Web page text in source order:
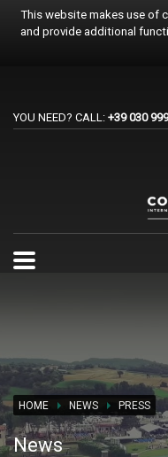
PER REGISTRARSI ALE
Accedi o crea un
Per qualsiasi problema o
9:00AM - 19:00PM
YOU NEED? CALL: +39 030
HOME NEWS PRESS
News
This website makes use of
and provide additional